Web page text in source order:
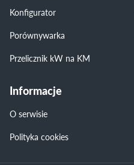
Konfigurator
Porównywarka
Przelicznik kW na KM
Informacje
O serwisie
Polityka cookies